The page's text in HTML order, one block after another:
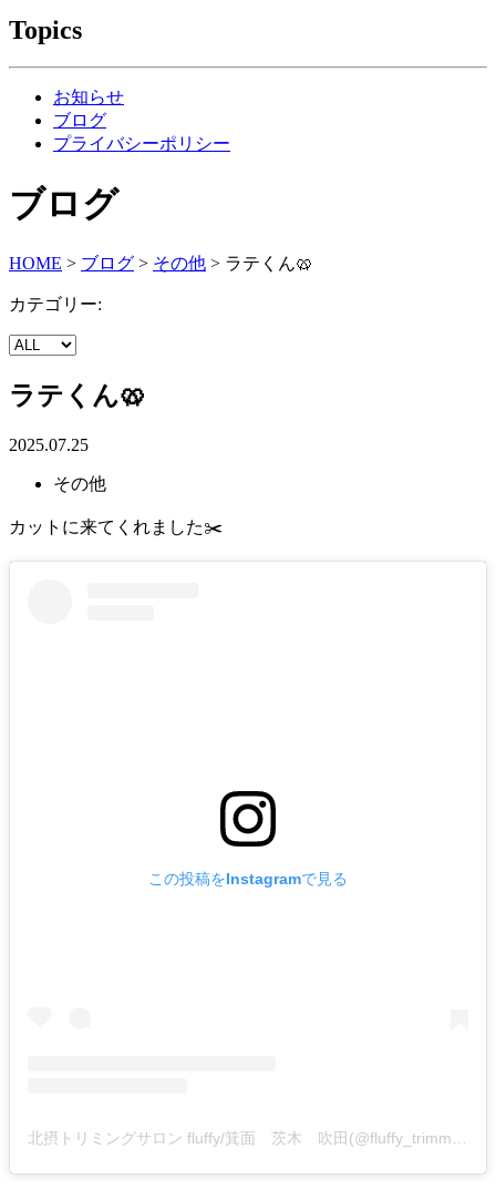
Topics
お知らせ
ブログ
プライバシーポリシー
ブログ
HOME > ブログ > その他 > ラテくん🥨
カテゴリー:
ラテくん🥨
2025.07.25
その他
カットに来てくれました✂️
この投稿をInstagramで見る
北摂トリミングサロン fluffy/箕面 茨木 吹田(@fluffy_trimming)がシェアした投稿